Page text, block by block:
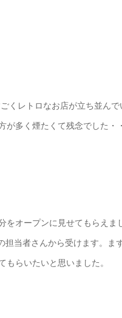
くレトロなお店が立ち並んで
多く煙たくて残念でした・・
をオープンに見せてもらえま
当者さんから受けます。ま
らいたいと思いました。